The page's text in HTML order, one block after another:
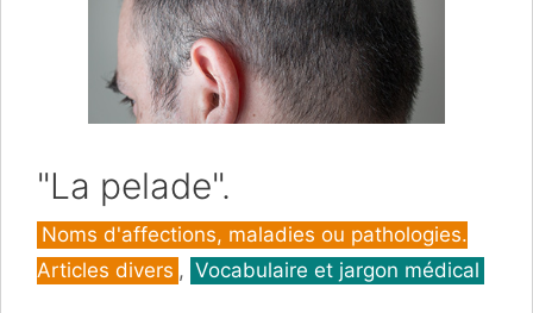
"La pelade".
Catégories
Noms d'affections, maladies ou pathologies.
Articles divers , Vocabulaire et jargon médical